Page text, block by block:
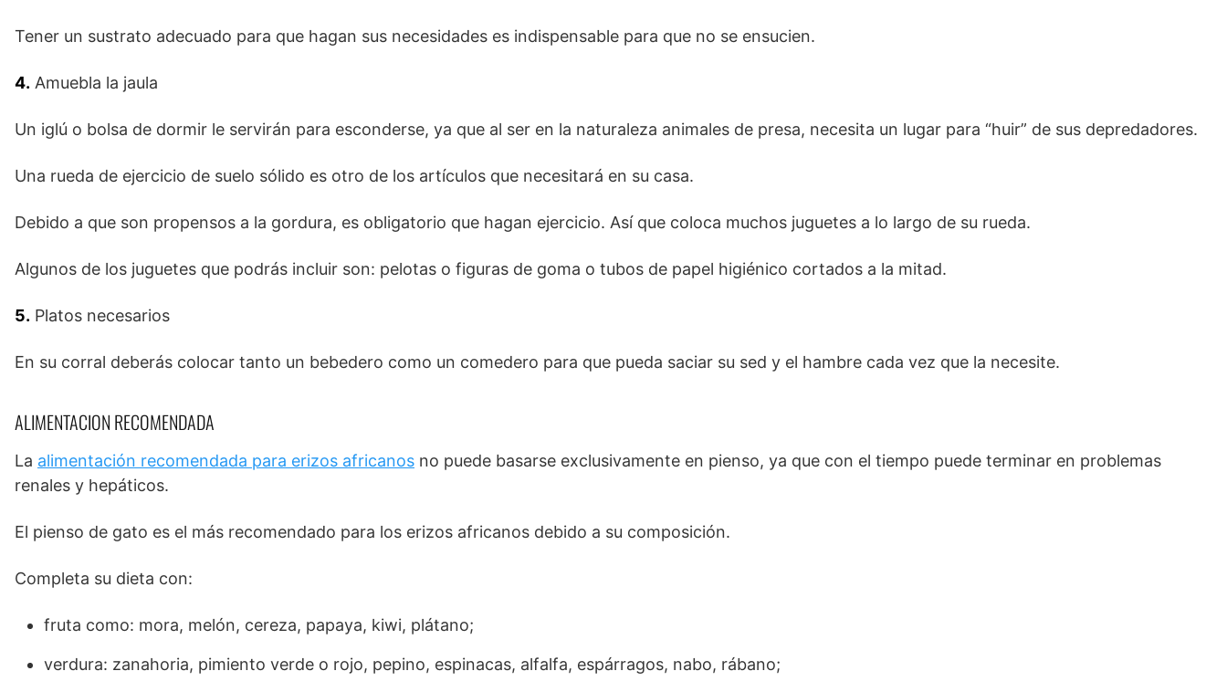
Tener un sustrato adecuado para que hagan sus necesidades es indispensable para que no se ensucien.
4. Amuebla la jaula
Un iglú o bolsa de dormir le servirán para esconderse, ya que al ser en la naturaleza animales de presa, necesita un lugar para “huir” de sus depredadores.
Una rueda de ejercicio de suelo sólido es otro de los artículos que necesitará en su casa.
Debido a que son propensos a la gordura, es obligatorio que hagan ejercicio. Así que coloca muchos juguetes a lo largo de su rueda.
Algunos de los juguetes que podrás incluir son: pelotas o figuras de goma o tubos de papel higiénico cortados a la mitad.
5. Platos necesarios
En su corral deberás colocar tanto un bebedero como un comedero para que pueda saciar su sed y el hambre cada vez que la necesite.
ALIMENTACION RECOMENDADA
La alimentación recomendada para erizos africanos no puede basarse exclusivamente en pienso, ya que con el tiempo puede terminar en problemas
renales y hepáticos.
El pienso de gato es el más recomendado para los erizos africanos debido a su composición.
Completa su dieta con:
fruta como: mora, melón, cereza, papaya, kiwi, plátano;
verdura: zanahoria, pimiento verde o rojo, pepino, espinacas, alfalfa, espárragos, nabo, rábano;